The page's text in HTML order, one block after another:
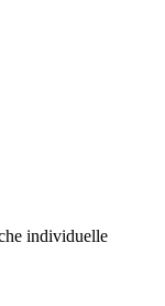
individuelle